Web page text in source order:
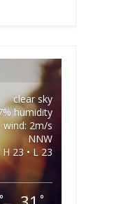
clear sky
humidity
wind: 2m/s
NNW
H 23 • L 23
° °